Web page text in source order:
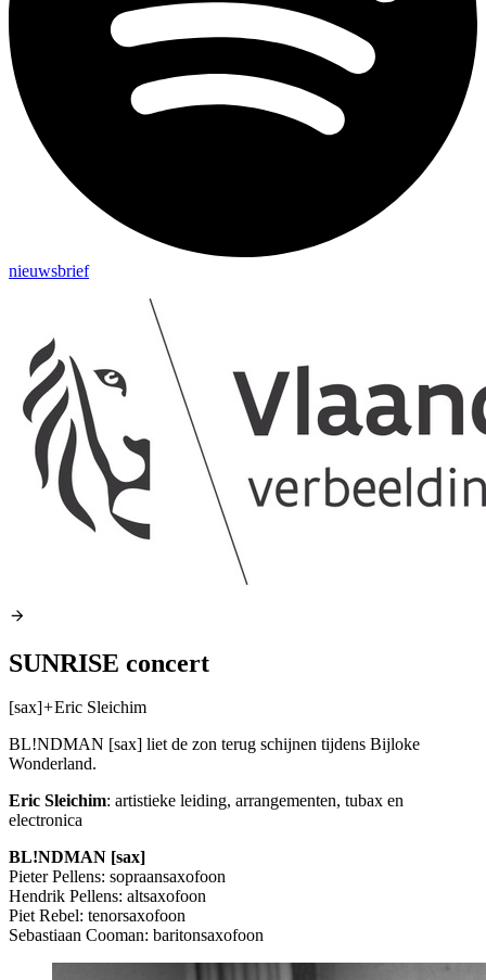
nieuwsbrief
SUNRISE concert
[sax]+Eric Sleichim
BL!NDMAN [sax] liet de zon terug schijnen tijdens Bijloke
Wonderland.
Eric Sleichim: artistieke leiding, arrangementen, tubax en
electronica
BL!NDMAN [sax]
Pieter Pellens: sopraansaxofoon
Hendrik Pellens: altsaxofoon
Piet Rebel: tenorsaxofoon
Sebastiaan Cooman: baritonsaxofoon